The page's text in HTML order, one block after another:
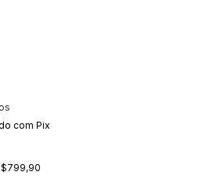
com Pix